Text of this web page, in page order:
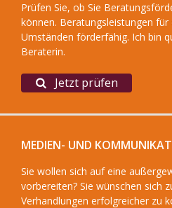
Prüfen Sie, ob Sie
können. Beratungsleistungen
Umständen förderfähig. Ich bin
Beraterin.
Jetzt prüfen
MEDIEN- UND
Sie wollen sich auf eine
vorbereiten? Sie wünschen sich
Verhandlungen erfolgreicher zu